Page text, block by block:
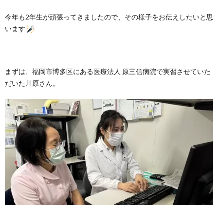
今年も2年生が頑張ってきましたので、その様子をお伝えしたいと思
います
まずは、福岡市博多区にある医療法人 原三信病院で実習させていた
だいた川原さん。